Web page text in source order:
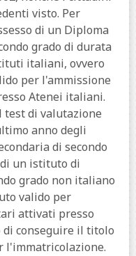
visto. Per
di un Diploma
grado di durata
italiani, ovvero
per l'ammissione
Atenei italiani.
test di valutazione
anno degli
di secondo
un istituto di
grado non italiano
valido per
attivati presso
conseguire il titolo
l'immatricolazione.